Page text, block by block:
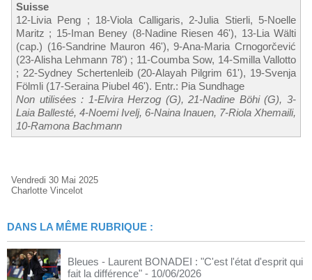
Suisse
12-Livia Peng ; 18-Viola Calligaris, 2-Julia Stierli, 5-Noelle
Maritz ; 15-Iman Beney (8-Nadine Riesen 46'), 13-Lia Wälti
(cap.) (16-Sandrine Mauron 46'), 9-Ana-Maria Crnogorčević
(23-Alisha Lehmann 78') ; 11-Coumba Sow, 14-Smilla Vallotto
; 22-Sydney Schertenleib (20-Alayah Pilgrim 61'), 19-Svenja
Fölmli (17-Seraina Piubel 46'). Entr.: Pia Sundhage
Non utilisées : 1-Elvira Herzog (G), 21-Nadine Böhi (G), 3-
Laia Ballesté, 4-Noemi Ivelj, 6-Naina Inauen, 7-Riola Xhemaili,
10-Ramona Bachmann
Vendredi 30 Mai 2025
Charlotte Vincelot
DANS LA MÊME RUBRIQUE :
Bleues - Laurent BONADEI : "C'est l'état d'esprit qui
fait la différence" - 10/06/2026